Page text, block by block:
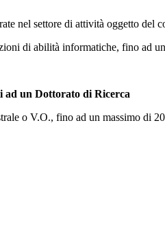
nel settore di attività oggetto del
di abilità informatiche, fino ad
ad un Dottorato di Ricerca
o V.O., fino ad un massimo di